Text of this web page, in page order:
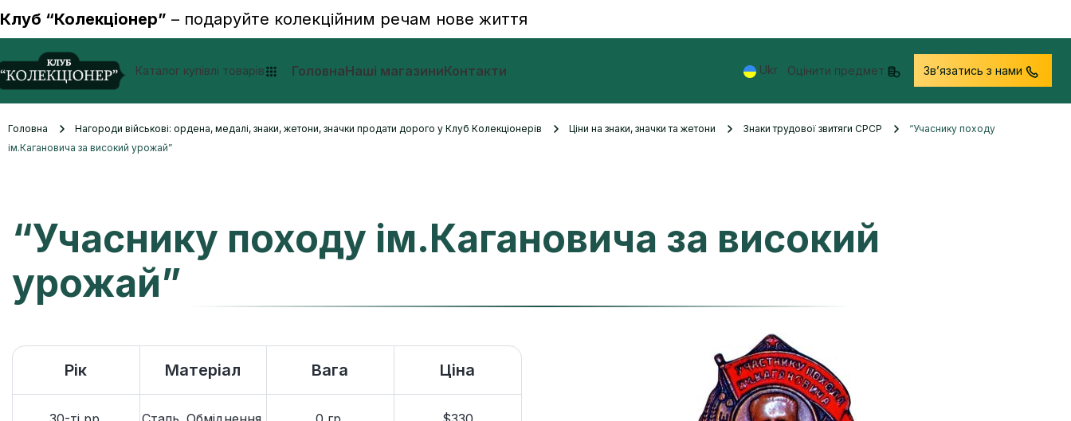
Клуб “Колекціонер” – подаруйте колекційним речам нове життя
Каталог купівлі товарів ГоловнаНаші магазиниКонтакти Ukr Оцінити предмет Звʼязатись з нами
Головна Нагороди військові: ордена, медалі, знаки, жетони, значки продати дорого у Клуб Колекціонерів Ціни на знаки, значки та жетони Знаки трудової звитяги СРСР
“Учаснику походу
ім.Кагановича за високий урожай”
“Учаснику походу ім.Кагановича за високий
урожай”
Рік Матеріал Вага Ціна